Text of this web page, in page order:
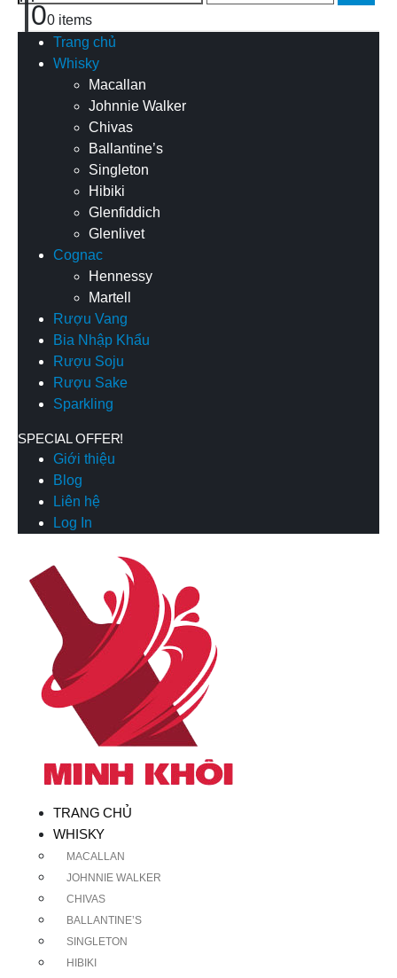
00 items
Trang chủ
Whisky
Macallan
Johnnie Walker
Chivas
Ballantine’s
Singleton
Hibiki
Glenfiddich
Glenlivet
Cognac
Hennessy
Martell
Rượu Vang
Bia Nhập Khẩu
Rượu Soju
Rượu Sake
Sparkling
SPECIAL OFFER!
Giới thiệu
Blog
Liên hệ
Log In
TRANG CHỦ
WHISKY
MACALLAN
JOHNNIE WALKER
CHIVAS
BALLANTINE’S
SINGLETON
HIBIKI